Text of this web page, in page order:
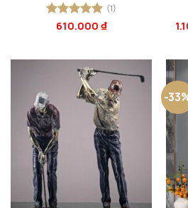
Được xếp
(1)
610.000 ₫
-